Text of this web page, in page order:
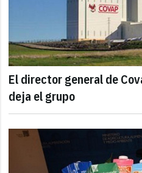
El director general de
deja el grupo